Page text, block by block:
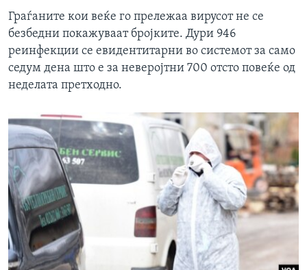
Граѓаните кои веќе го прележаа вирусот не се
безбедни покажуваат бројките. Дури 946
реинфекции се евидентитарни во системот за само
седум дена што е за неверојтни 700 отсто повеќе од
неделата претходно.